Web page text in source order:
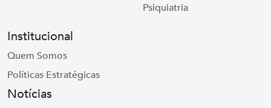
Psiquiatria
Institucional
Quem Somos
Políticas Estratégicas
Notícias